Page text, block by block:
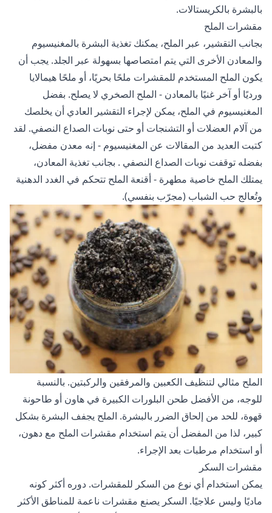
بالبشرة بالكريستالات.
مقشرات الملح
بجانب التقشير، عبر الملح، يمكنك تغذية البشرة بالمغنيسيوم
والمعادن الأخرى التي يتم امتصاصها بسهولة عبر الجلد. يجب أن
يكون الملح المستخدم للمقشرات ملحًا بحريًا، أو ملحًا هيمالايا
ورديًا أو آخر غنيًا بالمعادن - الملح الصخري لا يصلح. بفضل
المغنيسيوم في الملح، يمكن لإجراء التقشير العادي أن يخلصك
من آلام العضلات أو التشنجات أو حتى نوبات الصداع النصفي. لقد
كتبت العديد من المقالات عن المغنيسيوم - إنه معدن مفضل،
بفضله توقفت نوبات الصداع النصفي . بجانب تغذية المعادن،
يمتلك الملح خاصية مطهرة - أقنعة الملح تتحكم في الغدد الدهنية
وتُعالج حب الشباب (مجرّب بنفسي).
الملح مثالي لتنظيف الكعبين والمرفقين والركبتين. بالنسبة
للوجه، من الأفضل طحن البلورات الكبيرة في هاون أو طاحونة
قهوة، للحد من إلحاق الضرر بالبشرة. الملح يجفف البشرة بشكل
كبير، لذا من المفضل أن يتم استخدام مقشرات الملح مع دهون،
أو استخدام مرطبات بعد الإجراء.
مقشرات السكر
يمكن استخدام أي نوع من السكر للمقشرات. دوره أكثر كونه
ماديًا وليس علاجيًا. السكر يصنع مقشرات ناعمة للمناطق الأكثر